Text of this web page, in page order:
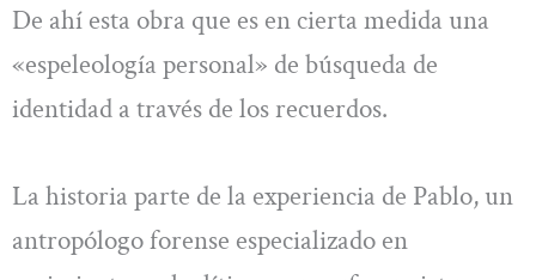
De ahí esta obra que es en cierta medida una
«espeleología personal» de búsqueda de
identidad a través de los recuerdos.
La historia parte de la experiencia de Pablo, un
antropólogo forense especializado en